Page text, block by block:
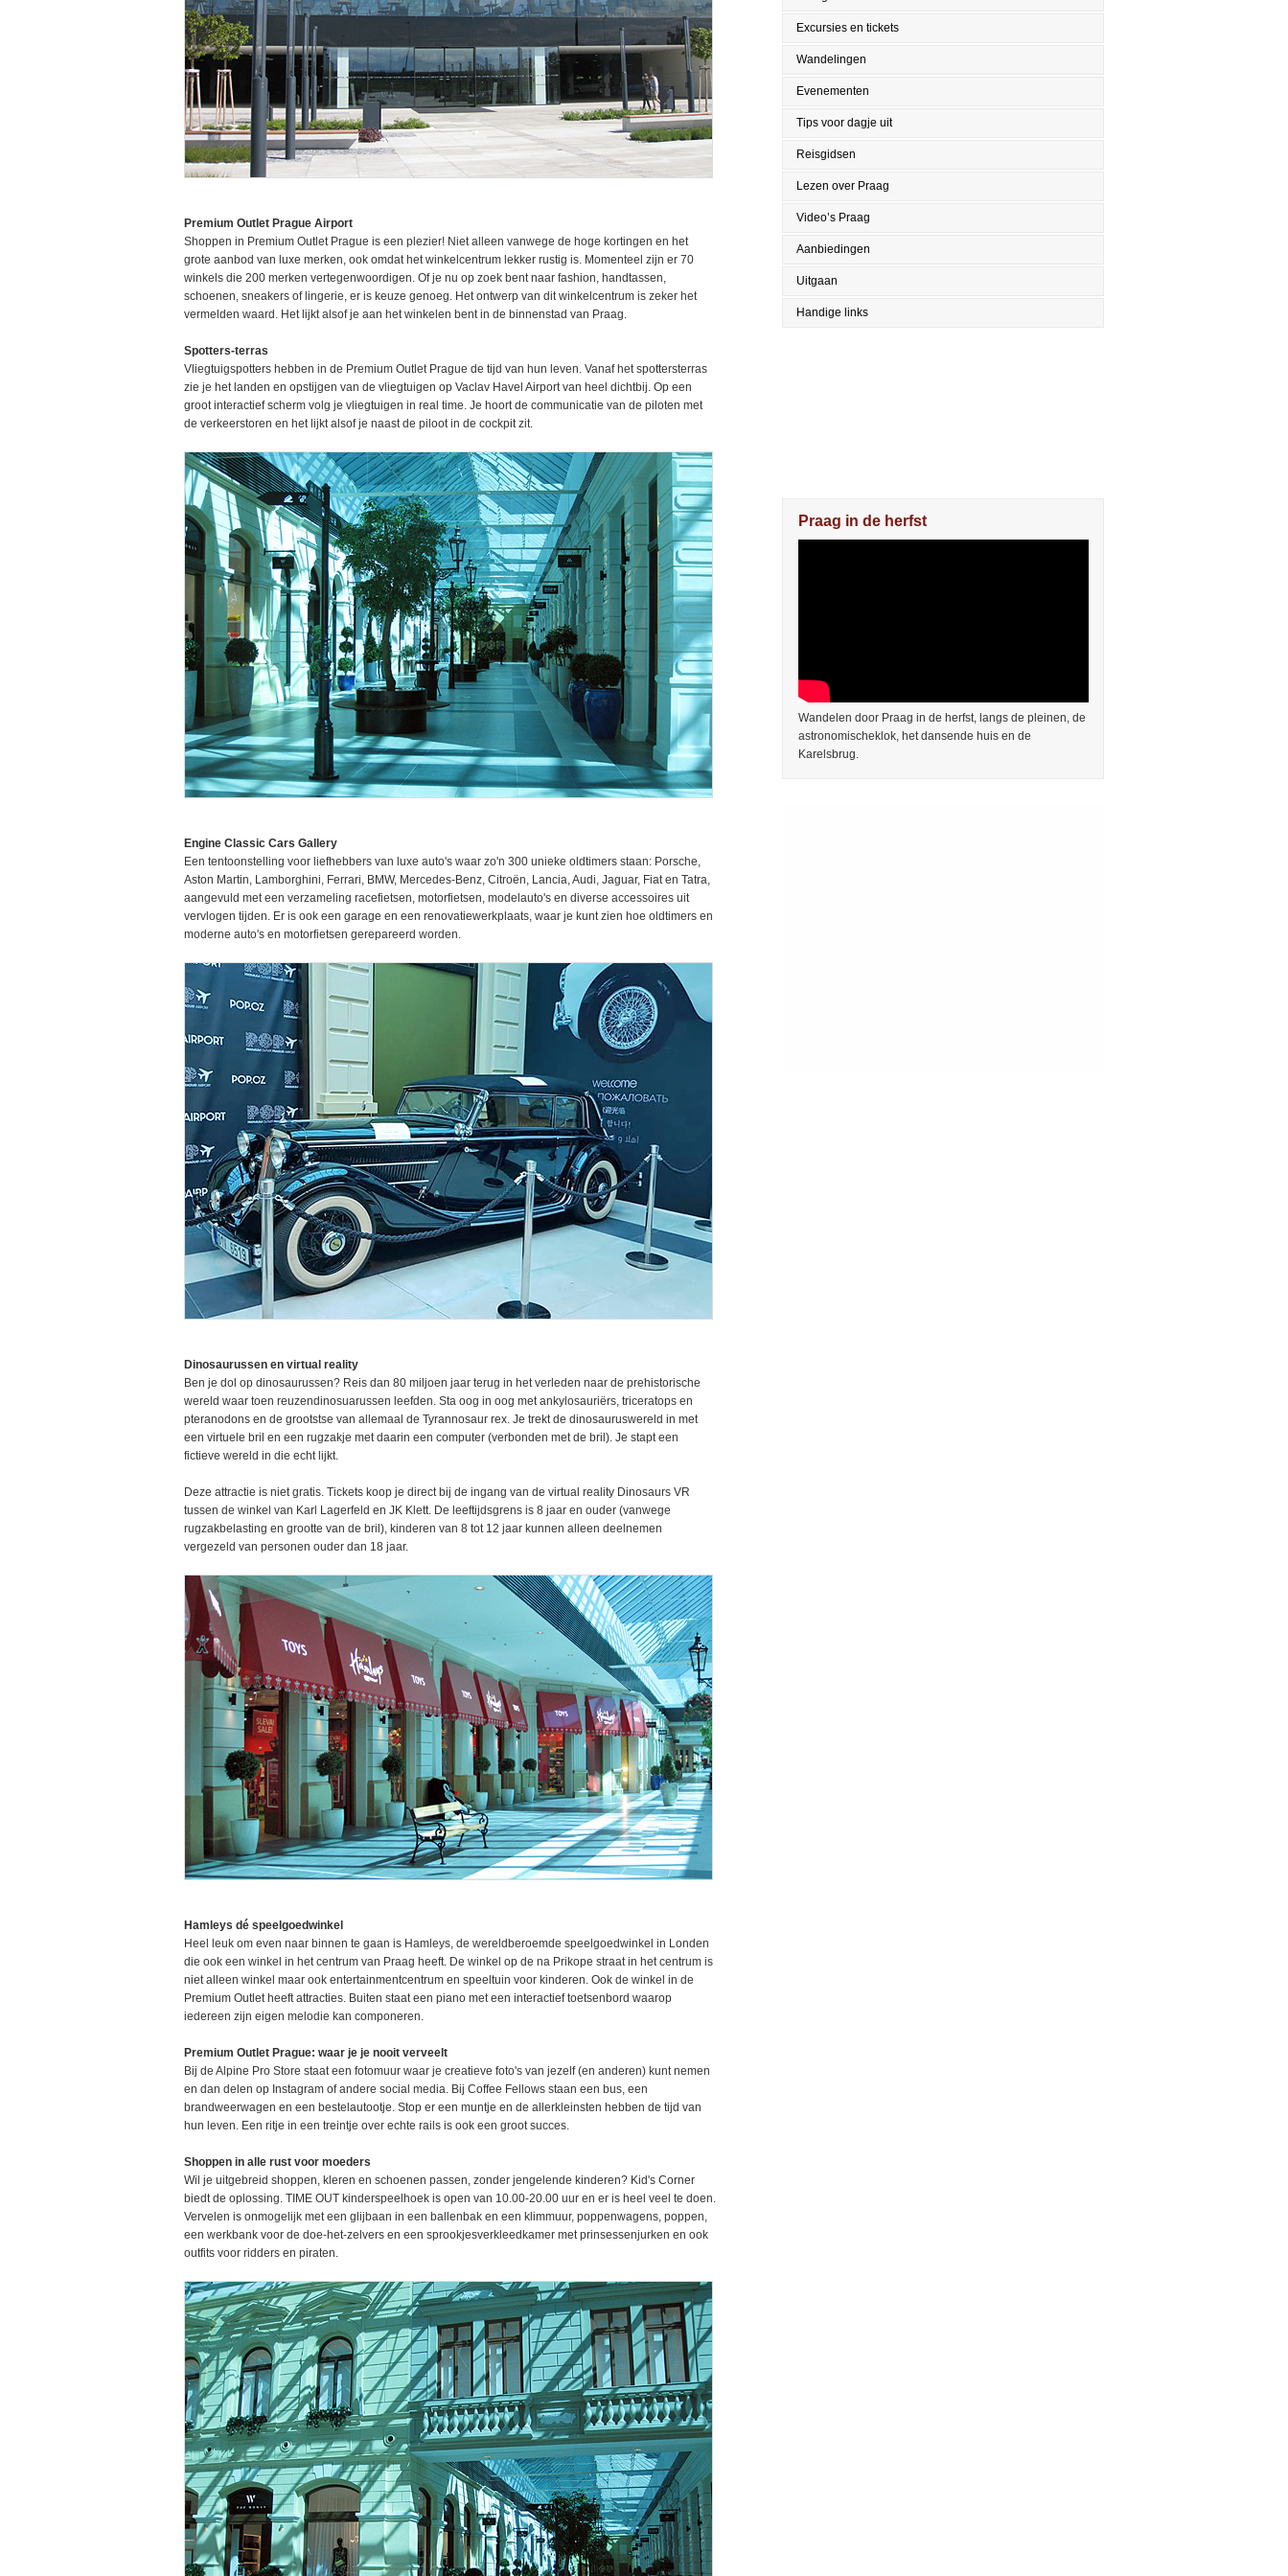
Premium Outlet Prague Airport
Shoppen in Premium Outlet Prague is een plezier! Niet alleen vanwege de hoge kortingen en het
grote aanbod van luxe merken, ook omdat het winkelcentrum lekker rustig is. Momenteel zijn er 70
winkels die 200 merken vertegenwoordigen. Of je nu op zoek bent naar fashion, handtassen,
schoenen, sneakers of lingerie, er is keuze genoeg. Het ontwerp van dit winkelcentrum is zeker het
vermelden waard. Het lijkt alsof je aan het winkelen bent in de binnenstad van Praag.
Spotters-terras
Vliegtuigspotters hebben in de Premium Outlet Prague de tijd van hun leven. Vanaf het spottersterras
zie je het landen en opstijgen van de vliegtuigen op Vaclav Havel Airport van heel dichtbij. Op een
groot interactief scherm volg je vliegtuigen in real time. Je hoort de communicatie van de piloten met
de verkeerstoren en het lijkt alsof je naast de piloot in de cockpit zit.
Engine Classic Cars Gallery
Een tentoonstelling voor liefhebbers van luxe auto's waar zo'n 300 unieke oldtimers staan: Porsche,
Aston Martin, Lamborghini, Ferrari, BMW, Mercedes-Benz, Citroën, Lancia, Audi, Jaguar, Fiat en Tatra,
aangevuld met een verzameling racefietsen, motorfietsen, modelauto's en diverse accessoires uit
vervlogen tijden. Er is ook een garage en een renovatiewerkplaats, waar je kunt zien hoe oldtimers en
moderne auto's en motorfietsen gerepareerd worden.
Dinosaurussen en virtual reality
Ben je dol op dinosaurussen? Reis dan 80 miljoen jaar terug in het verleden naar de prehistorische
wereld waar toen reuzendinosuarussen leefden. Sta oog in oog met ankylosauriërs, triceratops en
pteranodons en de grootstse van allemaal de Tyrannosaur rex. Je trekt de dinosauruswereld in met
een virtuele bril en een rugzakje met daarin een computer (verbonden met de bril). Je stapt een
fictieve wereld in die echt lijkt.
Deze attractie is niet gratis. Tickets koop je direct bij de ingang van de virtual reality Dinosaurs VR
tussen de winkel van Karl Lagerfeld en JK Klett. De leeftijdsgrens is 8 jaar en ouder (vanwege
rugzakbelasting en grootte van de bril), kinderen van 8 tot 12 jaar kunnen alleen deelnemen
vergezeld van personen ouder dan 18 jaar.
Hamleys dé speelgoedwinkel
Heel leuk om even naar binnen te gaan is Hamleys, de wereldberoemde speelgoedwinkel in Londen
die ook een winkel in het centrum van Praag heeft. De winkel op de na Prikope straat in het centrum is
niet alleen winkel maar ook entertainmentcentrum en speeltuin voor kinderen. Ook de winkel in de
Premium Outlet heeft attracties. Buiten staat een piano met een interactief toetsenbord waarop
iedereen zijn eigen melodie kan componeren.
Premium Outlet Prague: waar je je nooit verveelt
Bij de Alpine Pro Store staat een fotomuur waar je creatieve foto's van jezelf (en anderen) kunt nemen
en dan delen op Instagram of andere social media. Bij Coffee Fellows staan een bus, een
brandweerwagen en een bestelautootje. Stop er een muntje en de allerkleinsten hebben de tijd van
hun leven. Een ritje in een treintje over echte rails is ook een groot succes.
Shoppen in alle rust voor moeders
Wil je uitgebreid shoppen, kleren en schoenen passen, zonder jengelende kinderen? Kid's Corner
biedt de oplossing. TIME OUT kinderspeelhoek is open van 10.00-20.00 uur en er is heel veel te doen.
Vervelen is onmogelijk met een glijbaan in een ballenbak en een klimmuur, poppenwagens, poppen,
een werkbank voor de doe-het-zelvers en een sprookjesverkleedkamer met prinsessenjurken en ook
outfits voor ridders en piraten.
Excursies en tickets
Wandelingen
Evenementen
Tips voor dagje uit
Reisgidsen
Lezen over Praag
Video’s Praag
Aanbiedingen
Uitgaan
Handige links
Praag in de herfst
Wandelen door Praag in de herfst, langs de pleinen, de
astronomischeklok, het dansende huis en de
Karelsbrug.